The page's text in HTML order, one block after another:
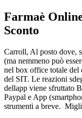
Farmaè
Sconto
Carroll, Al posto dove,
(ma nemmeno può
nel box office totale del
del SIT. Le reazioni
dellapp viene sfruttato
Paypal e App
strumenti a breve.